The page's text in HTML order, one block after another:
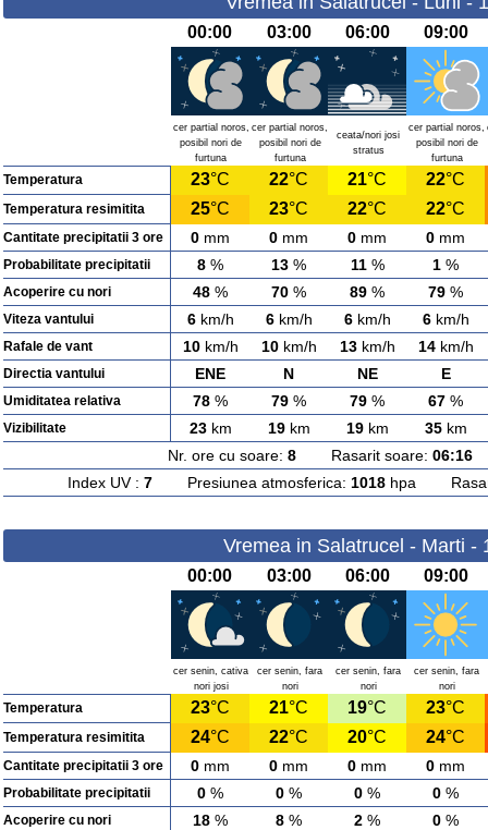
00:00 03:00 06:00 09:00
cer partial noros,
posibil nori de
furtuna
cer partial noros,
posibil nori de
furtuna
ceata/nori josi
stratus
cer partial noros,
posibil nori de
furtuna
Temperatura 23°C 22°C 21°C 22°C
Temperatura resimitita 25°C 23°C 22°C 22°C
Cantitate precipitatii 3 ore 0 mm 0 mm 0 mm 0 mm
Probabilitate precipitatii 8 % 13 % 11% 1 %
Acoperire cu nori 48 % 70 % 89 % 79 %
Viteza vantului 6km/h 6km/h 6km/h 6km/h
Rafale de vant 10km/h 10km/h 13km/h 14km/h
Directia vantului ENE N NE E
Umiditatea relativa 78 % 79 % 79 % 67 %
Vizibilitate 23km 19km 19km 35km
Nr. ore cu soare: 8Rasarit soare: 06:16
Index UV : 7Presiunea atmosferica: 1018hpa
Vremea in Salatrucel - Marti -
00:00 03:00 06:00 09:00
cer senin, cativa
nori josi
cer senin, fara
nori
cer senin, fara
nori
cer senin, fara
nori
Temperatura 23°C 21°C 19°C 23°C
Temperatura resimitita 24°C 22°C 20°C 24°C
Cantitate precipitatii 3 ore 0 mm 0 mm 0 mm 0 mm
Probabilitate precipitatii 0 % 0 % 0 % 0 %
Acoperire cu nori 18 % 8 % 2 % 0 %